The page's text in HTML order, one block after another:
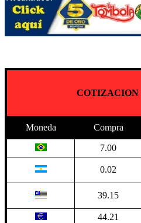
COTIZACION
Moneda Compra
7.00
0.02
39.15
44.21